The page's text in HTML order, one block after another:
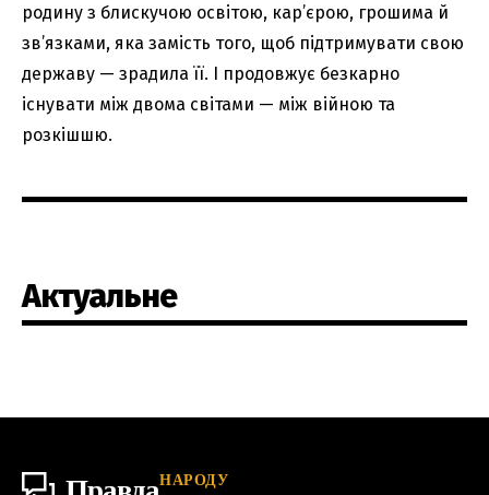
родину з блискучою освітою, кар’єрою, грошима й
зв’язками, яка замість того, щоб підтримувати свою
державу — зрадила її. І продовжує безкарно
існувати між двома світами — між війною та
розкішшю.
Актуальне
НАРОДУ